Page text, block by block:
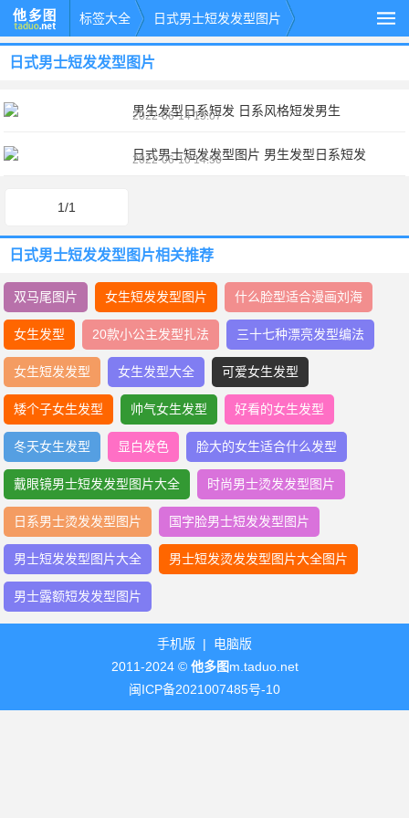
标签大全 日式男士短发发型图片
日式男士短发发型图片
男生发型日系短发 日系风格短发男生
2022-06-14 15:07
日式男士短发发型图片 男生发型日系短发
2022-06-10 14:50
1/1
日式男士短发发型图片相关推荐
双马尾图片 女生短发发型图片 什么脸型适合漫画刘海
女生发型 20款小公主发型扎法 三十七种漂亮发型编法
女生短发发型 女生发型大全 可爱女生发型
矮个子女生发型 帅气女生发型 好看的女生发型
冬天女生发型 显白发色 脸大的女生适合什么发型
戴眼镜男士短发发型图片大全 时尚男士烫发发型图片
日系男士烫发发型图片 国字脸男士短发发型图片
男士短发发型图片大全 男士短发烫发发型图片大全图片
男士露额短发发型图片
手机版 | 电脑版
2011-2024 © 他多图m.taduo.net
闽ICP备2021007485号-10